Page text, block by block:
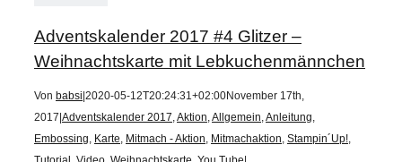
Adventskalender 2017 #4 Glitzer –
Weihnachtskarte mit Lebkuchenmännchen
Von babsi 2020-05-12T20:24:31+02:00November 17th,
2017 Adventskalender 2017,Aktion,Allgemein,Anleitung,
Embossing, Karte, Mitmach - Aktion, Mitmachaktion, Stampin´Up!,